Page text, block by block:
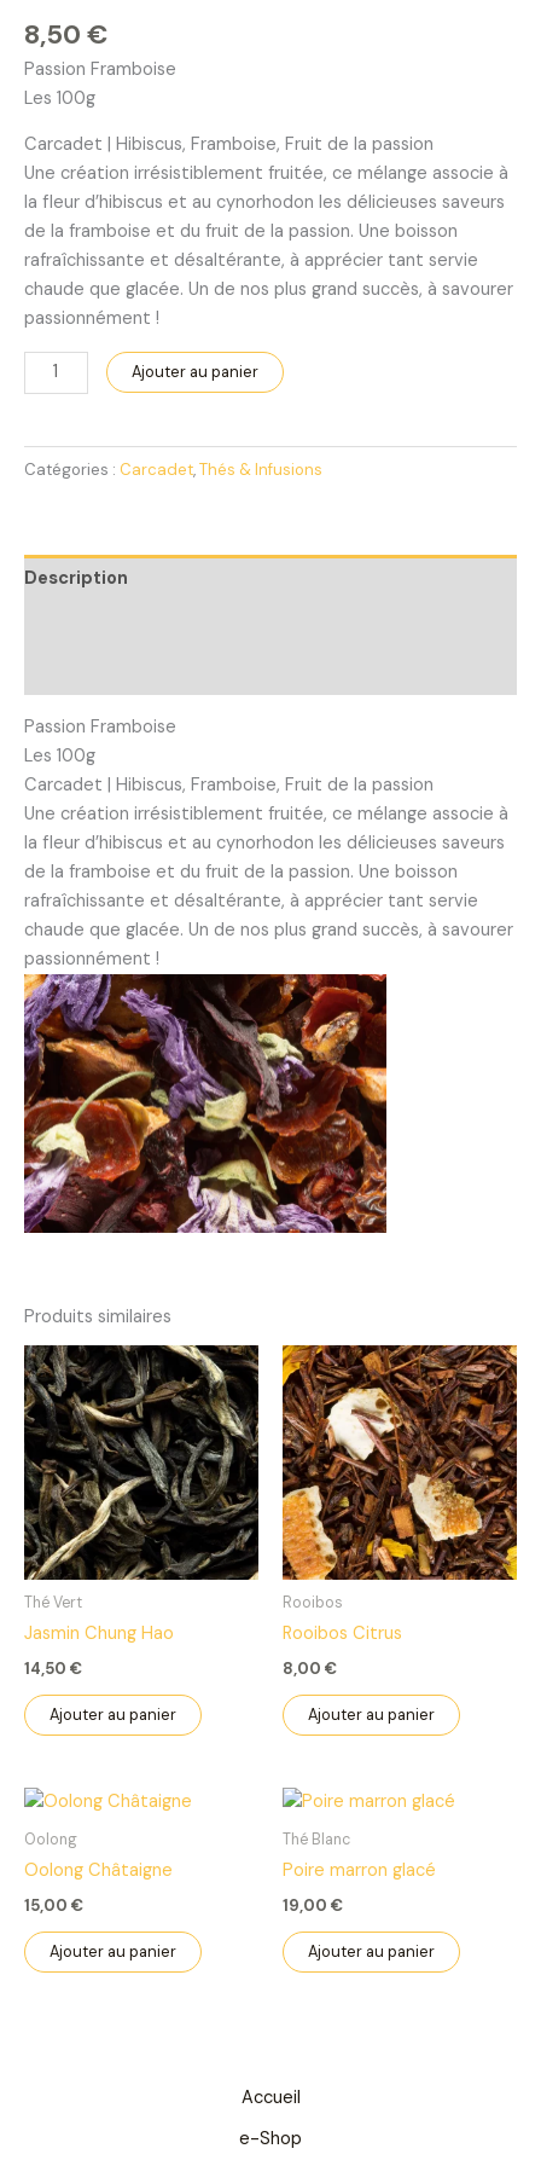
8,50 €
Passion Framboise
Les 100g
Carcadet | Hibiscus, Framboise, Fruit de la passion
Une création irrésistiblement fruitée, ce mélange associe à
la fleur d’hibiscus et au cynorhodon les délicieuses saveurs
de la framboise et du fruit de la passion. Une boisson
rafraîchissante et désaltérante, à apprécier tant servie
chaude que glacée. Un de nos plus grand succès, à savourer
passionnément !
Ajouter au panier
Catégories : Carcadet,Thés & Infusions
Description
Passion Framboise
Les 100g
Carcadet | Hibiscus, Framboise, Fruit de la passion
Une création irrésistiblement fruitée, ce mélange associe à
la fleur d’hibiscus et au cynorhodon les délicieuses saveurs
de la framboise et du fruit de la passion. Une boisson
rafraîchissante et désaltérante, à apprécier tant servie
chaude que glacée. Un de nos plus grand succès, à savourer
passionnément !
Produits similaires
Thé Vert
Jasmin Chung Hao
14,50 €
Ajouter au panier
Rooibos
Rooibos Citrus
8,00 €
Ajouter au panier
Oolong
Oolong Châtaigne
15,00 €
Ajouter au panier
Thé Blanc
Poire marron glacé
19,00 €
Ajouter au panier
Accueil
e-Shop